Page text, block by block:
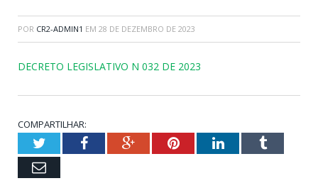
POR CR2-ADMIN1 EM 28 DE DEZEMBRO DE 2023
DECRETO LEGISLATIVO N 032 DE 2023
COMPARTILHAR:
TwitterFacebookGoogle+PinterestLinkedInTumblr
Email